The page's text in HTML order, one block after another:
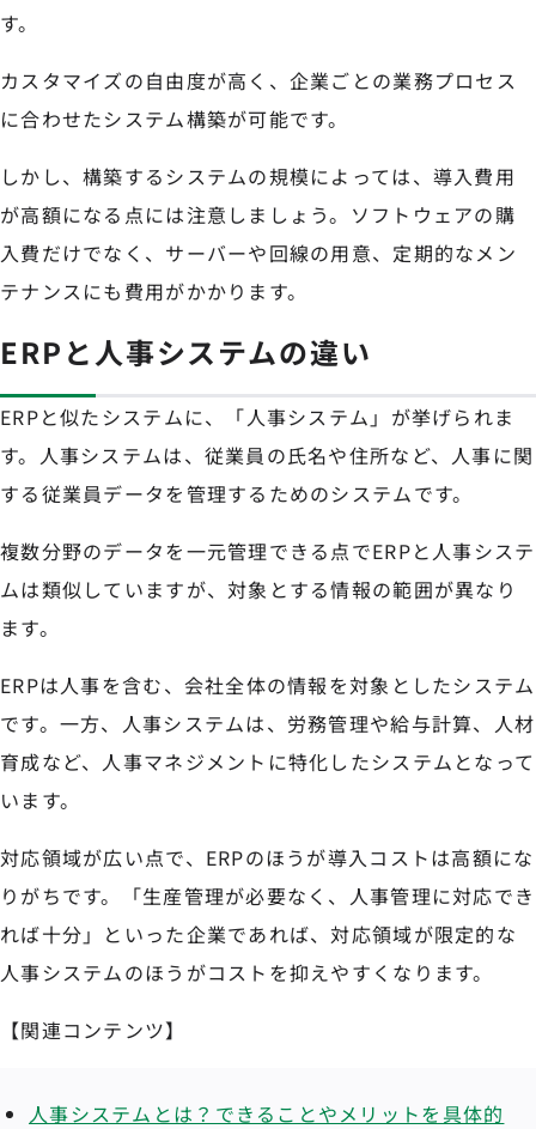
す。
カスタマイズの自由度が高く、企業ごとの業務プロセス
に合わせたシステム構築が可能です。
しかし、構築するシステムの規模によっては、導入費用
が高額になる点には注意しましょう。ソフトウェアの購
入費だけでなく、サーバーや回線の用意、定期的なメン
テナンスにも費用がかかります。
ERPと人事システムの違い
ERPと似たシステムに、「人事システム」が挙げられま
す。人事システムは、従業員の氏名や住所など、人事に関
する従業員データを管理するためのシステムです。
複数分野のデータを一元管理できる点でERPと人事システ
ムは類似していますが、対象とする情報の範囲が異なり
ます。
ERPは人事を含む、会社全体の情報を対象としたシステム
です。一方、人事システムは、労務管理や給与計算、人材
育成など、人事マネジメントに特化したシステムとなって
います。
対応領域が広い点で、ERPのほうが導入コストは高額にな
りがちです。「生産管理が必要なく、人事管理に対応でき
れば十分」といった企業であれば、対応領域が限定的な
人事システムのほうがコストを抑えやすくなります。
【関連コンテンツ】
人事システムとは？できることやメリットを具体的